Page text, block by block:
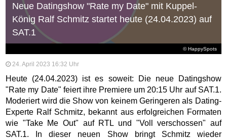
© HappySpots
Neue Datingshow "Rate my Date" mit Kuppel-
König Ralf Schmitz startet heute (24.04.2023) auf
SAT.1
24. April 2023 16:32 Uhr
Heute (24.04.2023) ist es soweit: Die neue Datingshow
"Rate my Date" feiert ihre Premiere um 20:15 Uhr auf SAT.1.
Moderiert wird die Show von keinem Geringeren als Dating-
Experte Ralf Schmitz, bekannt aus erfolgreichen Formaten
wie "Take Me Out" auf RTL und "Voll verschossen" auf
SAT.1. In dieser neuen Show bringt Schmitz wieder